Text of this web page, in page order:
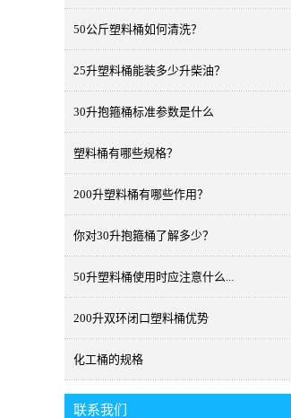
50公斤塑料桶如何清洗？
25升塑料桶能装多少升柴油？
30升抱箍桶标准参数是什么
塑料桶有哪些规格？
200升塑料桶有哪些作用？
你对30升抱箍桶了解多少？
50升塑料桶使用时应注意什么...
200升双环闭口塑料桶优势
化工桶的规格
联系我们